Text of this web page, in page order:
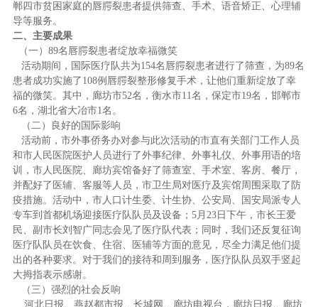
郸四市贫困家庭的唇腭裂患者提供筛查、手术、语音矫正、心理辅
导等服务。
二、主要成果
（一）89名唇腭裂患者绽放幸福微笑
活动期间，国际医疗队共为154名唇腭裂患者进行了筛查，为89名
患者成功实施了108例唇腭裂整形修复手术，让他们重新绽放了幸
福的微笑。其中，廊坊市52名，衡水市11名，保定市19名，邯郸市
6名，湖北省大冶市1名。
（二）良好的国际影响
活动前，市外事侨务办对参与此次活动的市直有关部门工作人员
和市人民医院医护人员进行了外事纪律、外事礼仪、外事用语的培
训，市人民医院、廊坊宾馆备好了筛查室、手术室、客房、餐厅，
并配好了医辅、客服等人员，市卫生局对医疗及宾馆周围采取了防
疫措施。活动中，市人口计生委、计生协、公安局、国安局派专人
专车到首都机场迎接医疗队队员及设备；5月23日下午，市长王爱
民、副市长刘智广同志会见了医疗队代表；同时，我们还反复征询
医疗队队员在饮食、住宿、医辅等方面的意见，尽全力满足他们提
出的各种要求。对于我们的接待和周到服务，医疗队队员双手竖起
大拇指表示感谢。
（三）强烈的社会反响
河北日报、燕赵都市报、长城网、廊坊电视台，廊坊日报、廊坊